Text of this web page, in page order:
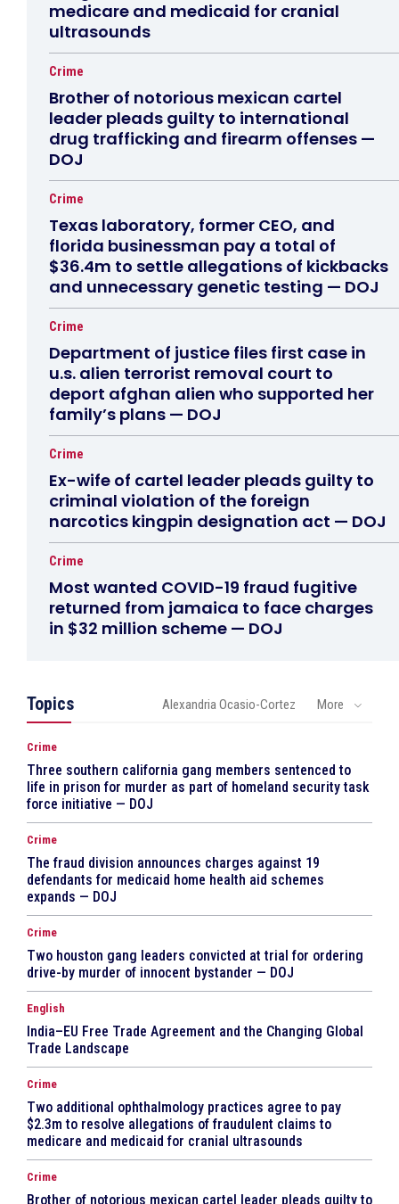
medicare and medicaid for cranial
ultrasounds
Crime
Brother of notorious mexican cartel
leader pleads guilty to international
drug trafficking and firearm offenses —
DOJ
Crime
Texas laboratory, former CEO, and
florida businessman pay a total of
$36.4m to settle allegations of kickbacks
and unnecessary genetic testing — DOJ
Crime
Department of justice files first case in
u.s. alien terrorist removal court to
deport afghan alien who supported her
family’s plans — DOJ
Crime
Ex-wife of cartel leader pleads guilty to
criminal violation of the foreign
narcotics kingpin designation act — DOJ
Crime
Most wanted COVID-19 fraud fugitive
returned from jamaica to face charges
in $32 million scheme — DOJ
Topics Alexandria Ocasio-Cortez More
Crime
Three southern california gang members sentenced to
life in prison for murder as part of homeland security task
force initiative — DOJ
Crime
The fraud division announces charges against 19
defendants for medicaid home health aid schemes
expands — DOJ
Crime
Two houston gang leaders convicted at trial for ordering
drive-by murder of innocent bystander — DOJ
English
India–EU Free Trade Agreement and the Changing Global
Trade Landscape
Crime
Two additional ophthalmology practices agree to pay
$2.3m to resolve allegations of fraudulent claims to
medicare and medicaid for cranial ultrasounds
Crime
Brother of notorious mexican cartel leader pleads guilty to